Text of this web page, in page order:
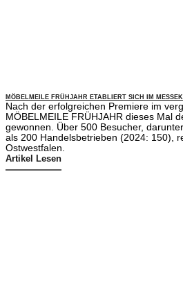
MÖBELMEILE FRÜHJAHR ETABLIERT SICH IM
Nach der erfolgreichen Premiere im
MÖBELMEILE FRÜHJAHR dieses Mal
gewonnen. Über 500 Besucher,
als 200 Handelsbetrieben (2024: 150),
Ostwestfalen.
Artikel Lesen